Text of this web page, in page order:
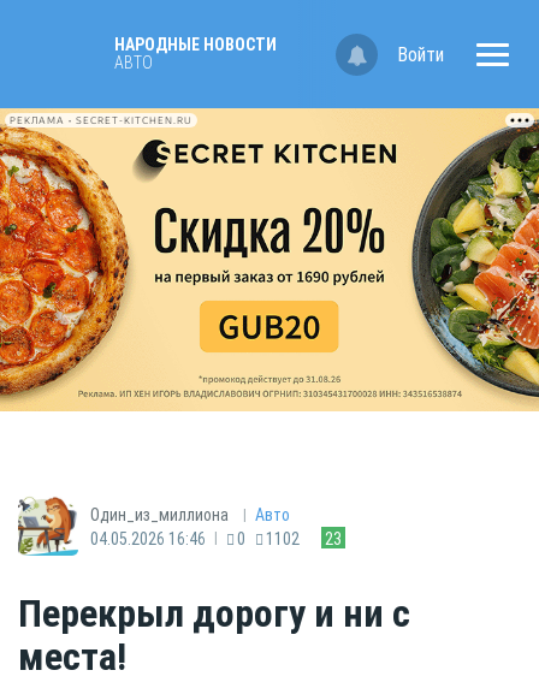
НАРОДНЫЕ НОВОСТИ
АВТО
Войти
РЕКЛАМА • SECRET-KITCHEN.RU
Один_из_миллиона | Авто
04.05.2026 16:46 | 0 1102 23
Перекрыл дорогу и ни с
места!